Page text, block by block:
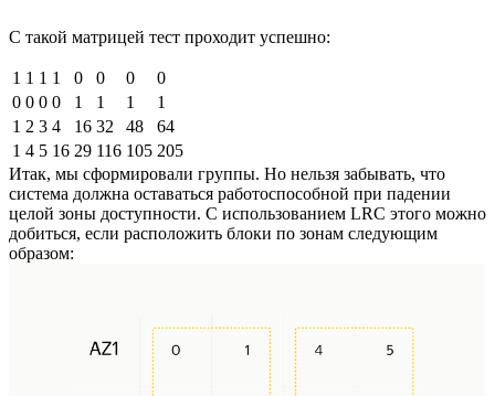
С такой матрицей тест проходит успешно:
1 1 1 1 0 0 0
0
0 0 0 0 1 1 1
1
1 2 3 4 16 32 48
64
1 4 5 16 29 116 105 205
Итак, мы сформировали группы. Но нельзя забывать, что
система должна оставаться работоспособной при падении
целой зоны доступности. С использованием LRC этого можно
добиться, если расположить блоки по зонам следующим
образом: